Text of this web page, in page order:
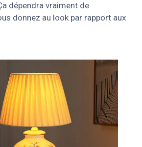
dépendra vraiment de
donnez au look par rapport aux